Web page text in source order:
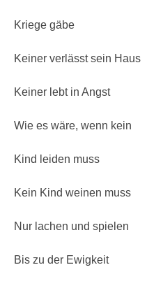
Kriege gäbe
Keiner verlässt sein Haus
Keiner lebt in Angst
Wie es wäre, wenn kein
Kind leiden muss
Kein Kind weinen muss
Nur lachen und spielen
Bis zu der Ewigkeit